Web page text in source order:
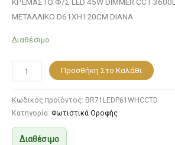
ΜΕΤΑΛΛΙΚΟ D61XH120CM DIANA
Διαθέσιμο
Προσθήκη Στο Καλάθι
Κωδικός προϊόντος: BR71LEDP61WHCCTD
Κατηγορία: Φωτιστικά Οροφής
Διαθέσιμο